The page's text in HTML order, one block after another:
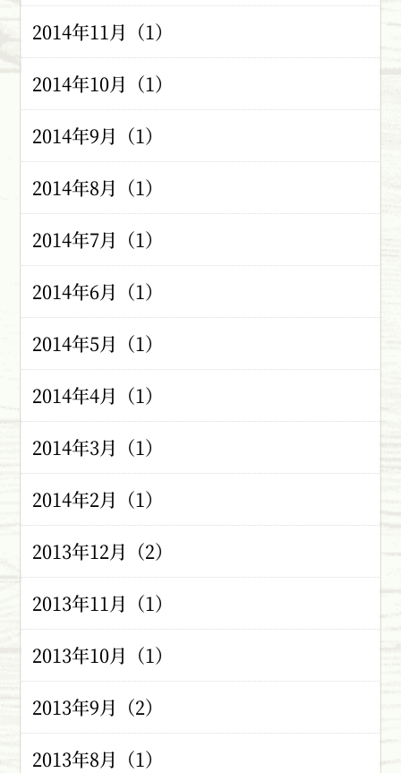
2014年11月（1）
2014年10月（1）
2014年9月（1）
2014年8月（1）
2014年7月（1）
2014年6月（1）
2014年5月（1）
2014年4月（1）
2014年3月（1）
2014年2月（1）
2013年12月（2）
2013年11月（1）
2013年10月（1）
2013年9月（2）
2013年8月（1）